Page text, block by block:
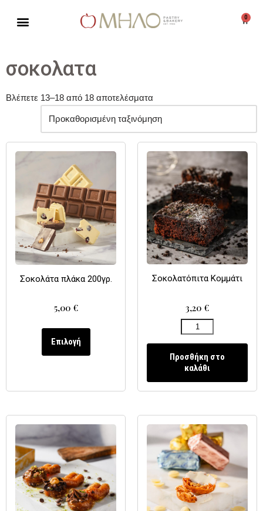
περιεχόμενο
0
σοκολατα
Βλέπετε 13–18 από 18 αποτελέσματα
Σοκολάτα πλάκα 200γρ.
5,00 €
Επιλογή
Σοκολατόπιτα Κομμάτι
3,20 €
Προσθήκη στο
καλάθι